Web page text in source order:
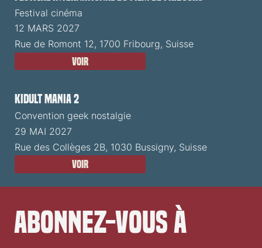
Festival cinéma
12 MARS 2027
Rue de Romont 12, 1700 Fribourg, Suisse
Voir
Kidult Mania 2
Convention geek nostalgie
29 MAI 2027
Rue des Collèges 2B, 1030 Bussigny, Suisse
Voir
Abonnez-vous à